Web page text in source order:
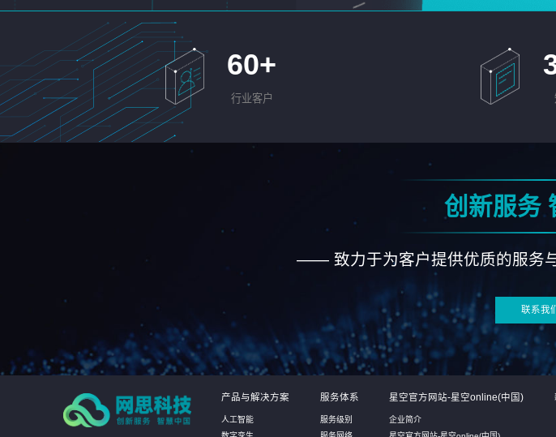
60+
行业客户
创新服务
—— 致力于为客户提供优质的服务
联系我
产品与解决方案
人工智能
服务体系
服务级别
星空官方网站-星空online(中国)
企业简介